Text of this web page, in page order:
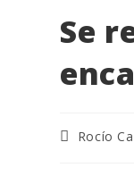
Se
Rocío